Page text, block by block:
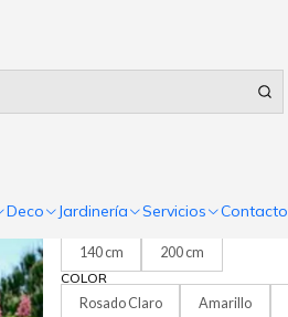
Deco Jardinería Servicios Contacto
140 cm
200 cm
COLOR
Rosado Claro
Amarillo